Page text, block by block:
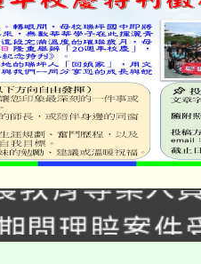
教案入校路
教育專業人
間理賠案件